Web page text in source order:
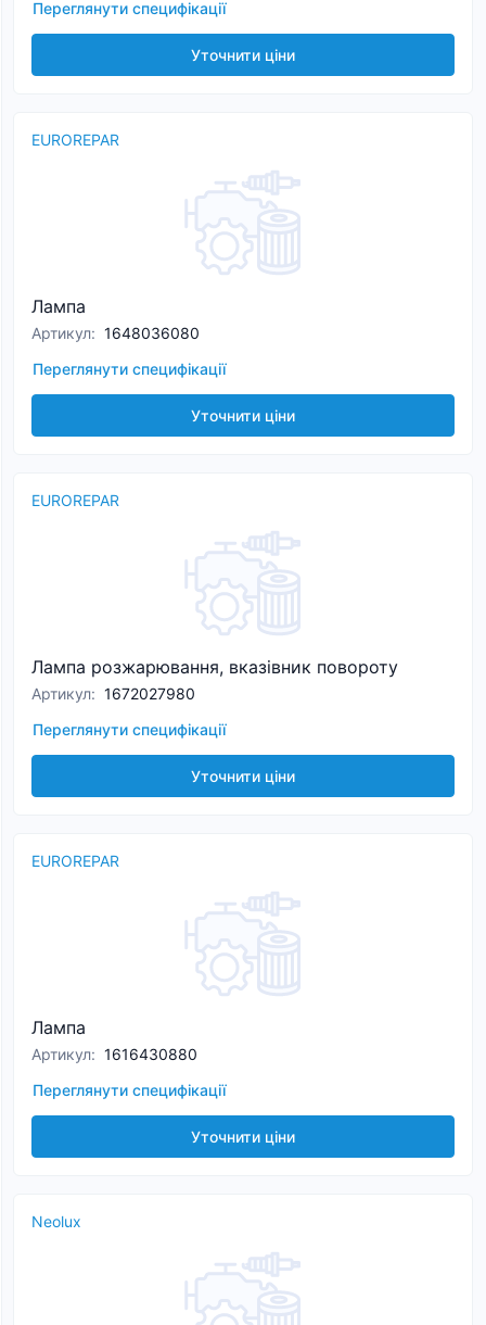
Переглянути специфікації
Уточнити ціни
EUROREPAR
Лампа
Артикул: 1648036080
Переглянути специфікації
Уточнити ціни
EUROREPAR
Лампа розжарювання, вказівник повороту
Артикул: 1672027980
Переглянути специфікації
Уточнити ціни
EUROREPAR
Лампа
Артикул: 1616430880
Переглянути специфікації
Уточнити ціни
Neolux